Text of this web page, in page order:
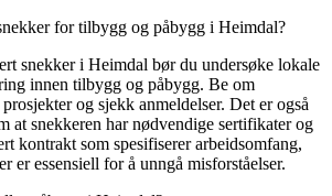
for tilbygg og påbygg i Heimdal?
snekker i Heimdal bør du undersøke lokale
innen tilbygg og påbygg. Be om
og sjekk anmeldelser. Det er også
at snekkeren har nødvendige sertifikater og
kontrakt som spesifiserer arbeidsomfang,
er essensiell for å unngå misforståelser.